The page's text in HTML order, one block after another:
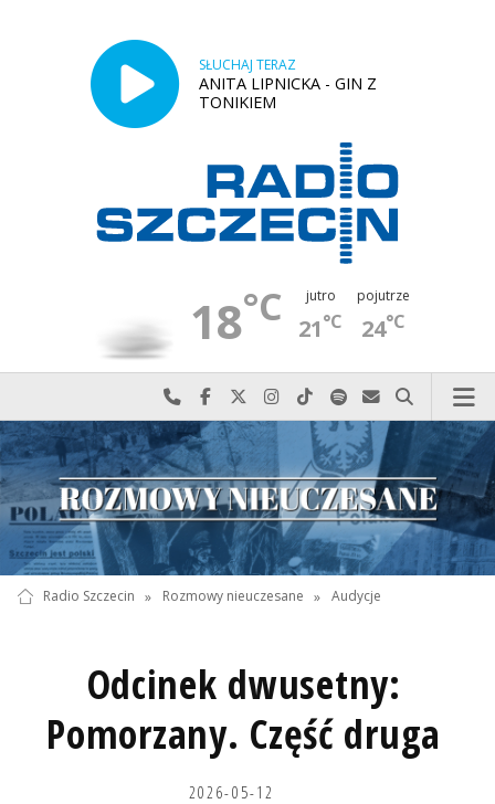
SŁUCHAJ TERAZ
ANITA LIPNICKA - GIN Z
TONIKIEM
18°C jutro
21°C
pojutrze
24°C
Najlepiej po prostu do nas zadzwoń
Odwiedź nas na Facebook-u
Odwiedź nas na X
Odwiedź nas na Instagram-ie
Odwiedź nas na TikTok-u
Szukaj nas na Spotify
Wyślij do nas
Szukaj
Radio Szczecin » Rozmowy nieuczesane » Audycje
Odcinek dwusetny:
Pomorzany. Część druga
2026-05-12